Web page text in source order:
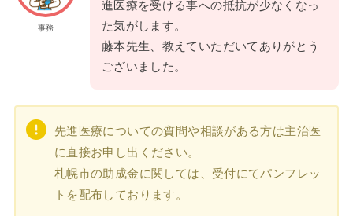
事務
進医療を受ける事への抵抗が少なくなっ
た気がします。
藤本先生、教えていただいてありがとう
ございました。
先進医療についての質問や相談がある方は主治医
に直接お申し出ください。
札幌市の助成金に関しては、受付にてパンフレッ
トを配布しております。